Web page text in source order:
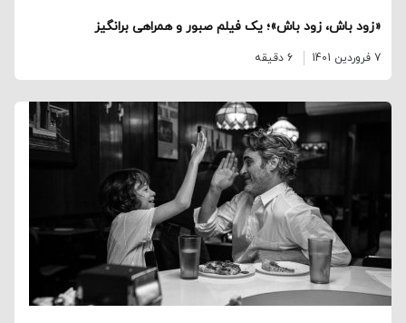
«زود باش، زود باش»؛ یک فیلم صبور و همراهی برانگیز
7 فروردین 1401 6 دقیقه